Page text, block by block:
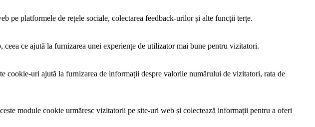
platformele de rețele sociale, colectarea feedback-urilor și alte funcții terțe.
ce ajută la furnizarea unei experiențe de utilizator mai bune pentru vizitatori.
cookie-uri ajută la furnizarea de informații despre valorile numărului de vizitatori, rata de
module cookie urmăresc vizitatorii pe site-uri web și colectează informații pentru a oferi